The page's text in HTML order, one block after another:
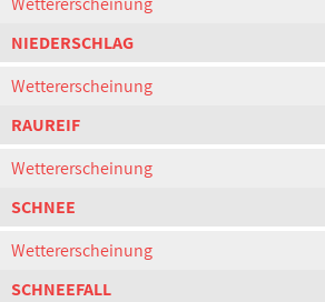
NIEDERSCHLAG
Wettererscheinung
RAUREIF
Wettererscheinung
SCHNEE
Wettererscheinung
SCHNEEFALL